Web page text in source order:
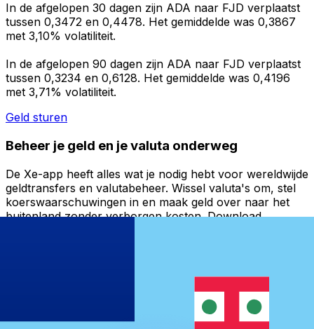
In de afgelopen 30 dagen zijn ADA naar FJD verplaatst
tussen 0,3472 en 0,4478. Het gemiddelde was 0,3867
met 3,10% volatiliteit.
In de afgelopen 90 dagen zijn ADA naar FJD verplaatst
tussen 0,3234 en 0,6128. Het gemiddelde was 0,4196
met 3,71% volatiliteit.
Geld sturen
Beheer je geld en je valuta onderweg
De Xe-app heeft alles wat je nodig hebt voor wereldwijde
geldtransfers en valutabeheer. Wissel valuta's om, stel
koerswaarschuwingen in en maak geld over naar het
buitenland zonder verborgen kosten. Download